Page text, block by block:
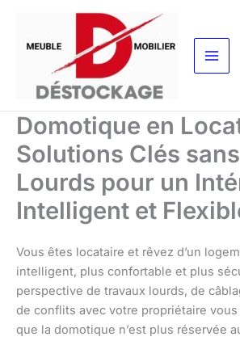
contenu
Domotique en
Solutions Clés
Lourds pour un
Intelligent et
Vous êtes locataire et rêvez d’un
intelligent, plus confortable et plus
perspective de travaux lourds, de
de conflits avec votre propriétaire vous
que la domotique n’est plus réservée